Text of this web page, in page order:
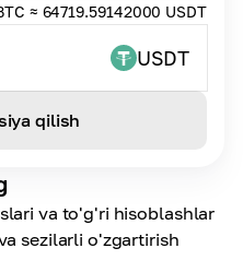
va to'g'ri hisoblashlar
sezilarli o'zgartirish
≈ 64719.59142000 USDT
USDT
qilish